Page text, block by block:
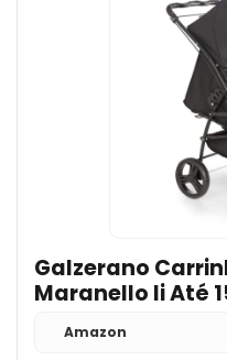
Galzerano
Maranello Ii Até
Amazon